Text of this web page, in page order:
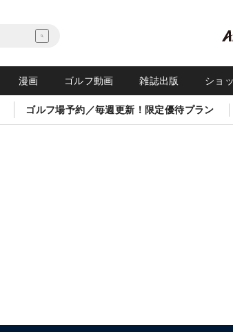
漫画 ゴルフ動画 雑誌出版 ショ
ゴルフ場予約／毎週更新！限定優待プラン